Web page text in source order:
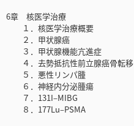
6章 核医学治療
１．核医学治療概要
２．甲状腺癌
３．甲状腺機能亢進症
４．去勢抵抗性前立腺癌骨転移
５．悪性リンパ腫
６．神経内分泌腫瘍
７．131I‒MIBG
８．177Lu‒PSMA